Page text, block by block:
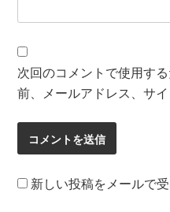
次回のコメントで使用す
前、メールアドレス、サイ
新しい投稿をメールで